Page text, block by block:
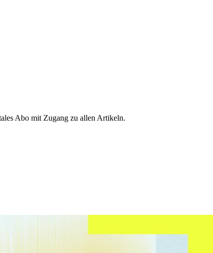
Abo mit Zugang zu allen Artikeln.